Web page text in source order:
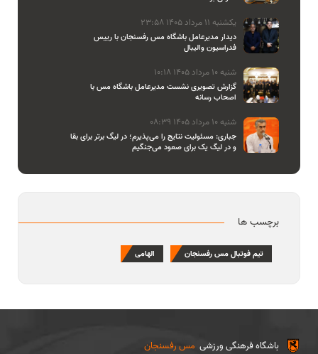
یکشنبه 11 مرداد 1405 23:58
دیدار مدیرعامل باشگاه مس رفسنجان با رییس
فدراسیون والیبال
شنبه 10 مرداد 1405 10:18
گزارش تصویری نشست مدیرعامل باشگاه مس با
اصحاب رسانه
شنبه 10 مرداد 1405 08:39
جباری: مسئولیت نتایج را می‌پذیرم؛ در لیگ برتر برای بقا
و در لیگ یک برای صعود می‌جنگیم
برچسب ها
تیم فوتبال مس رفسنجان الهامی
مس رفسنجان باشگاه فرهنگی ورزشی